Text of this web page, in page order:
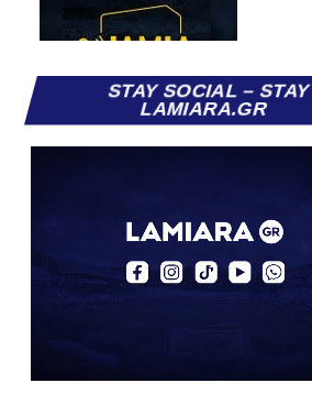
STAY SOCIAL – STAY
LAMIARA.GR